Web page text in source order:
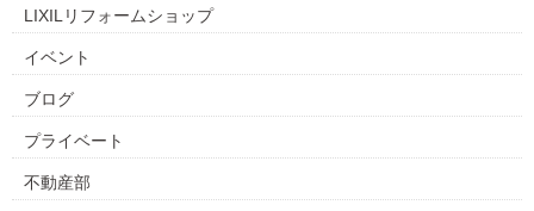
LIXILリフォームショップ
イベント
ブログ
プライベート
不動産部